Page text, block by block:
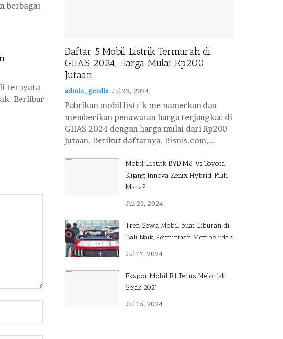
berbagai
ternyata
Berlibur
Daftar 5 Mobil Listrik Termurah di
GIIAS 2024, Harga Mulai Rp200
Jutaan
admin_gendis Jul 23, 2024
Pabrikan mobil listrik memamerkan dan
memberikan penawaran harga terjangkau di
GIIAS 2024 dengan harga mulai dari Rp200
jutaan. Berikut daftarnya. Bisnis.com,...
Mobil Listrik BYD M6 vs Toyota
Kijang Innova Zenix Hybrid, Pilih
Mana?
Jul 20, 2024
Tren Sewa Mobil buat Liburan di
Bali Naik, Permintaan Membeludak
Jul 17, 2024
Ekspor Mobil RI Terus Melonjak
Sejak 2021
Jul 15, 2024